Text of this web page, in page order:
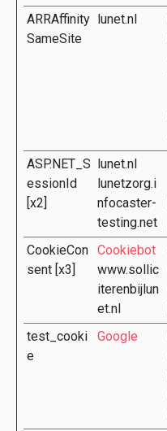
ARRAffinity
SameSite
lunet.nl
ASP.NET_S
essionId
[x2]
lunet.nl
lunetzorg.i
nfocaster-
testing.net
CookieCon
sent [x3]
Cookiebot
www.sollic
iterenbijlun
et.nl
test_cooki
e
Google